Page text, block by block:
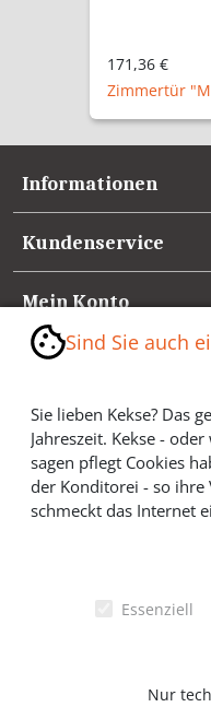
171,36 €
Zimmertür
Informationen
Kundenservice
Mein Konto
Referenzen
Medienspiegel &
*** Vertrag
Sind Sie auch
Sie lieben Kekse? Das
Jahreszeit. Kekse -
sagen pflegt Cookies
der Konditorei - so ihre
schmeckt das Internet
Cookies helfen Ihnen,
Werbung sparen und
Statistiken erstellen
Essenziell
Nur